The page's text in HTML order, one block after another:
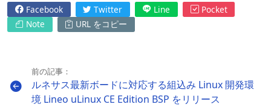
Facebook Twitter Line
Pocket
Note
URL をコピー
前の記事：
ルネサス最新ボードに対応する組込み Linux 開発環
境 Lineo uLinux CE Edition BSP をリリース